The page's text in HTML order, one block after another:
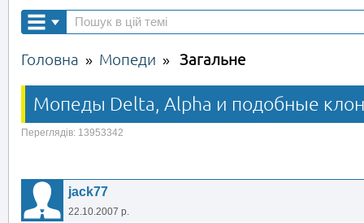
Головна » Мопеди » Загальне
Мопеды Delta, Alpha и подобные
Переглядів: 13953342
jack77
22.10.2007 р.